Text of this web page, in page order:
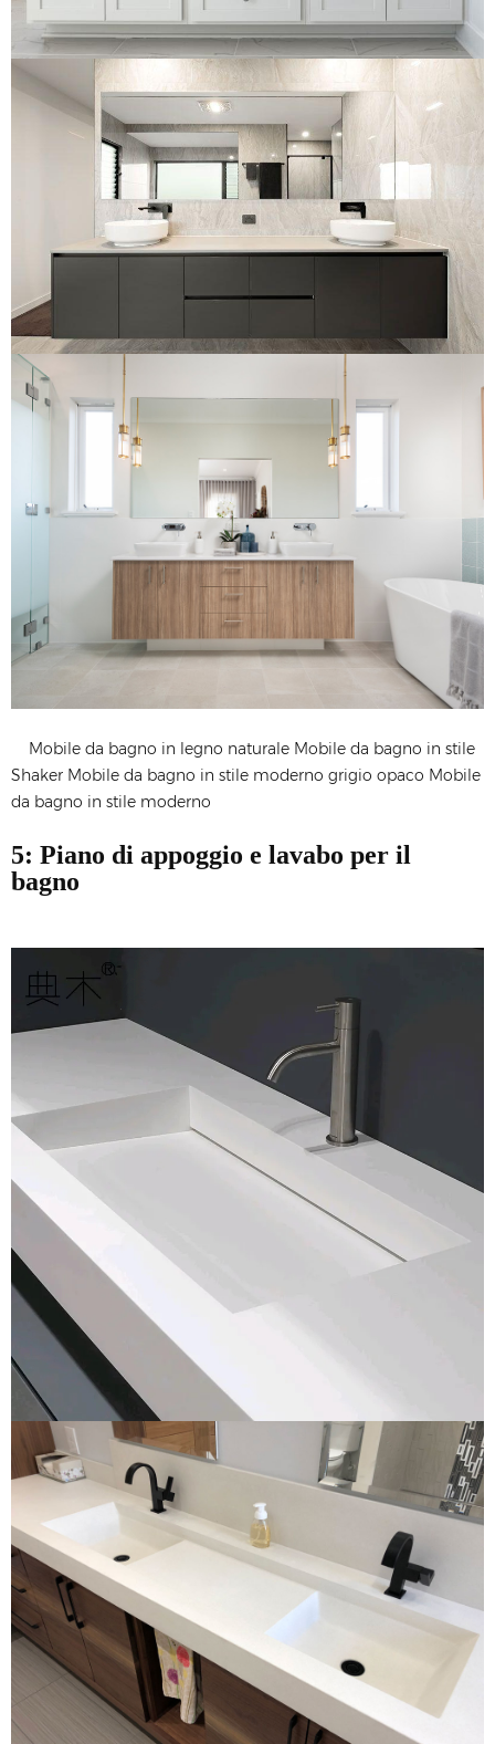
Mobile da bagno in legno naturale Mobile da bagno in stile
Shaker Mobile da bagno in stile moderno grigio opaco Mobile
da bagno in stile moderno
5: Piano di appoggio e lavabo per il
bagno